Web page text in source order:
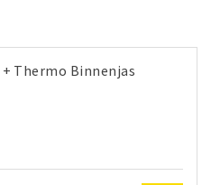
+ Thermo Binnenjas